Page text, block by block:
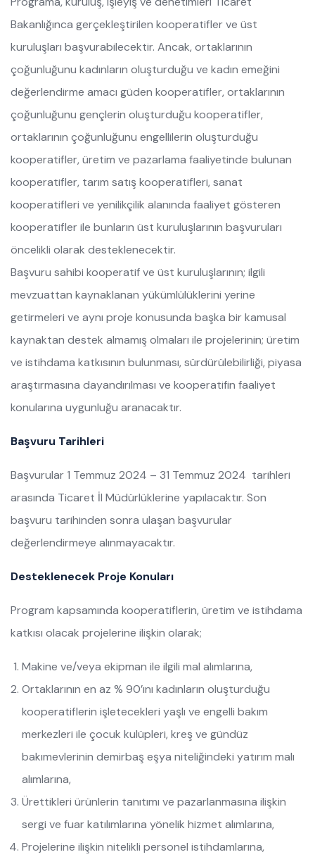
Bakanlığınca gerçekleştirilen kooperatifler ve üst
kuruluşları başvurabilecektir. Ancak, ortaklarının
çoğunluğunu kadınların oluşturduğu ve kadın emeğini
değerlendirme amacı güden kooperatifler, ortaklarının
çoğunluğunu gençlerin oluşturduğu kooperatifler,
ortaklarının çoğunluğunu engellilerin oluşturduğu
kooperatifler, üretim ve pazarlama faaliyetinde bulunan
kooperatifler, tarım satış kooperatifleri, sanat
kooperatifleri ve yenilikçilik alanında faaliyet gösteren
kooperatifler ile bunların üst kuruluşlarının başvuruları
öncelikli olarak desteklenecektir.
Başvuru sahibi kooperatif ve üst kuruluşlarının; ilgili
mevzuattan kaynaklanan yükümlülüklerini yerine
getirmeleri ve aynı proje konusunda başka bir kamusal
kaynaktan destek almamış olmaları ile projelerinin; üretim
ve istihdama katkısının bulunması, sürdürülebilirliği, piyasa
araştırmasına dayandırılması ve kooperatifin faaliyet
konularına uygunluğu aranacaktır.
Başvuru Tarihleri
Başvurular 1 Temmuz 2024 – 31 Temmuz 2024 tarihleri
arasında Ticaret İl Müdürlüklerine yapılacaktır. Son
başvuru tarihinden sonra ulaşan başvurular
değerlendirmeye alınmayacaktır.
Desteklenecek Proje Konuları
Program kapsamında kooperatiflerin, üretim ve istihdama
katkısı olacak projelerine ilişkin olarak;
Makine ve/veya ekipman ile ilgili mal alımlarına,
Ortaklarının en az % 90’ını kadınların oluşturduğu
kooperatiflerin işletecekleri yaşlı ve engelli bakım
merkezleri ile çocuk kulüpleri, kreş ve gündüz
bakımevlerinin demirbaş eşya niteliğindeki yatırım malı
alımlarına,
Ürettikleri ürünlerin tanıtımı ve pazarlanmasına ilişkin
sergi ve fuar katılımlarına yönelik hizmet alımlarına,
Projelerine ilişkin nitelikli personel istihdamlarına,